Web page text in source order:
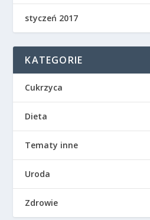
styczeń 2017
KATEGORIE
Cukrzyca
Dieta
Tematy inne
Uroda
Zdrowie